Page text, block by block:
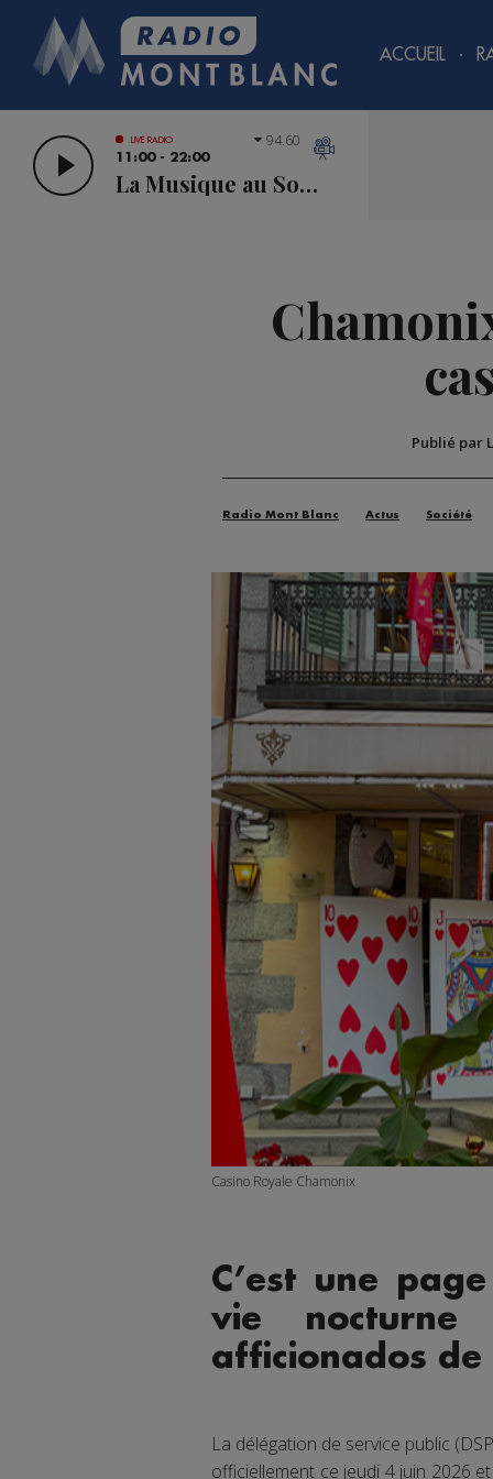
ACCUEIL
LIVE RADIO
11:00 - 22:00
La Musique au Sommet
94.60
Publié par
Radio Mont Blanc Actus Société
Casino Royale Chamonix
C’est une
vie nocturne
afficionados de
La délégation de service public
officiellement ce jeudi 4 juin 2026